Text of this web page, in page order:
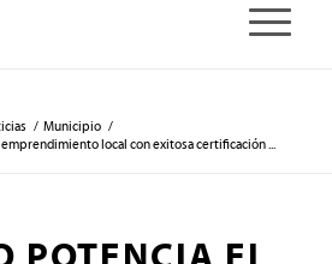
/ Municipio /
local con exitosa certificación ...